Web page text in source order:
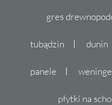
gres
tubądzin dunin
panele
płytki na